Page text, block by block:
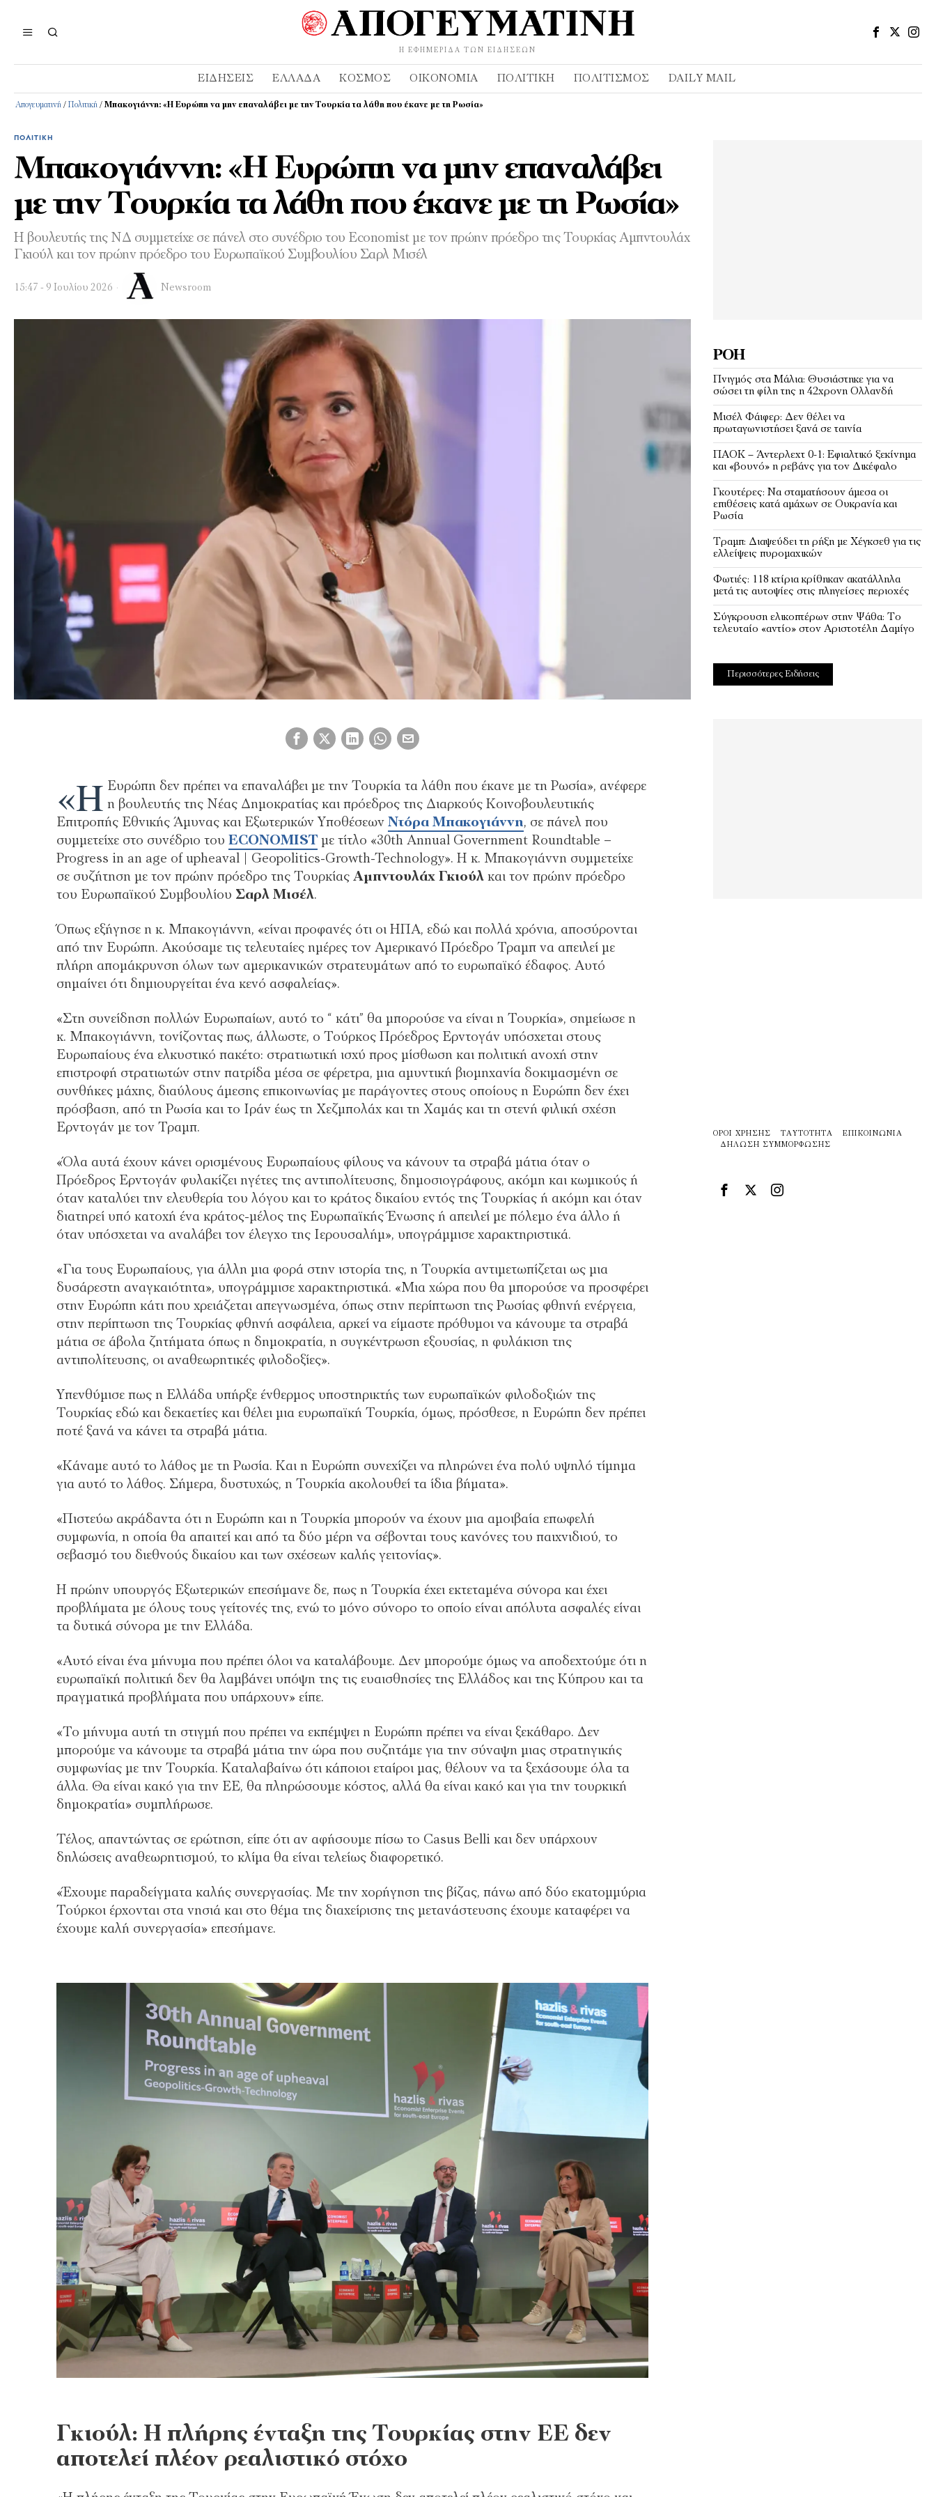
Η ΕΦΗΜΕΡΊΔΑ ΤΩΝ ΕΙΔΉΣΕΩΝ
ΕΙΔΉΣΕΙΣ ΕΛΛΆΔΑ ΚΌΣΜΟΣ ΟΙΚΟΝΟΜΊΑ ΠΟΛΙΤΙΚΉ ΠΟΛΙΤΙΣΜΌΣ DAILY MAIL
Απογευματινή / Πολιτική / Μπακογιάννη: «Η Ευρώπη να μην επαναλάβει με την Τουρκία τα λάθη που έκανε με τη Ρωσία»
ΠΟΛΙΤΙΚΉ
Μπακογιάννη: «Η Ευρώπη να μην επαναλάβει
με την Τουρκία τα λάθη που έκανε με τη Ρωσία»
Η βουλευτής της ΝΔ συμμετείχε σε πάνελ στο συνέδριο του Economist με τον πρώην πρόεδρο της Τουρκίας Αμπντουλάχ
Γκιούλ και τον πρώην πρόεδρο του Ευρωπαϊκού Συμβουλίου Σαρλ Μισέλ
15:47 - 9 Ιουλίου 2026 Newsroom
«Η Ευρώπη δεν πρέπει να επαναλάβει με την Τουρκία τα λάθη που έκανε με τη Ρωσία», ανέφερε
η βουλευτής της Νέας Δημοκρατίας και πρόεδρος της Διαρκούς Κοινοβουλευτικής
Επιτροπής Εθνικής Άμυνας και Εξωτερικών Υποθέσεων Ντόρα Μπακογιάννη, σε πάνελ που
συμμετείχε στο συνέδριο του ECONOMISTμε τίτλο «30th Annual Government Roundtable –
Progress in an age of upheaval | Geopolitics-Growth-Technology». Η κ. Μπακογιάννη συμμετείχε
σε συζήτηση με τον πρώην πρόεδρο της Τουρκίας Αμπντουλάχ Γκιούλκαι τον πρώην πρόεδρο
του Ευρωπαϊκού Συμβουλίου Σαρλ Μισέλ.
Όπως εξήγησε η κ. Μπακογιάννη, «είναι προφανές ότι οι ΗΠΑ, εδώ και πολλά χρόνια, αποσύρονται
από την Ευρώπη. Ακούσαμε τις τελευταίες ημέρες τον Αμερικανό Πρόεδρο Τραμπ να απειλεί με
πλήρη απομάκρυνση όλων των αμερικανικών στρατευμάτων από το ευρωπαϊκό έδαφος. Αυτό
σημαίνει ότι δημιουργείται ένα κενό ασφαλείας».
«Στη συνείδηση πολλών Ευρωπαίων, αυτό το “ κάτι” θα μπορούσε να είναι η Τουρκία», σημείωσε η
κ. Μπακογιάννη, τονίζοντας πως, άλλωστε, ο Τούρκος Πρόεδρος Ερντογάν υπόσχεται στους
Ευρωπαίους ένα ελκυστικό πακέτο: στρατιωτική ισχύ προς μίσθωση και πολιτική ανοχή στην
επιστροφή στρατιωτών στην πατρίδα μέσα σε φέρετρα, μια αμυντική βιομηχανία δοκιμασμένη σε
συνθήκες μάχης, διαύλους άμεσης επικοινωνίας με παράγοντες στους οποίους η Ευρώπη δεν έχει
πρόσβαση, από τη Ρωσία και το Ιράν έως τη Χεζμπολάχ και τη Χαμάς και τη στενή φιλική σχέση
Ερντογάν με τον Τραμπ.
«Όλα αυτά έχουν κάνει ορισμένους Ευρωπαίους φίλους να κάνουν τα στραβά μάτια όταν ο
Πρόεδρος Ερντογάν φυλακίζει ηγέτες της αντιπολίτευσης, δημοσιογράφους, ακόμη και κωμικούς ή
όταν καταλύει την ελευθερία του λόγου και το κράτος δικαίου εντός της Τουρκίας ή ακόμη και όταν
διατηρεί υπό κατοχή ένα κράτος-μέλος της Ευρωπαϊκής Ένωσης ή απειλεί με πόλεμο ένα άλλο ή
όταν υπόσχεται να αναλάβει τον έλεγχο της Ιερουσαλήμ», υπογράμμισε χαρακτηριστικά.
«Για τους Ευρωπαίους, για άλλη μια φορά στην ιστορία της, η Τουρκία αντιμετωπίζεται ως μια
δυσάρεστη αναγκαιότητα», υπογράμμισε χαρακτηριστικά. «Μια χώρα που θα μπορούσε να προσφέρει
στην Ευρώπη κάτι που χρειάζεται απεγνωσμένα, όπως στην περίπτωση της Ρωσίας φθηνή ενέργεια,
στην περίπτωση της Τουρκίας φθηνή ασφάλεια, αρκεί να είμαστε πρόθυμοι να κάνουμε τα στραβά
μάτια σε άβολα ζητήματα όπως η δημοκρατία, η συγκέντρωση εξουσίας, η φυλάκιση της
αντιπολίτευσης, οι αναθεωρητικές φιλοδοξίες».
Υπενθύμισε πως η Ελλάδα υπήρξε ένθερμος υποστηρικτής των ευρωπαϊκών φιλοδοξιών της
Τουρκίας εδώ και δεκαετίες και θέλει μια ευρωπαϊκή Τουρκία, όμως, πρόσθεσε, η Ευρώπη δεν πρέπει
ποτέ ξανά να κάνει τα στραβά μάτια.
«Κάναμε αυτό το λάθος με τη Ρωσία. Και η Ευρώπη συνεχίζει να πληρώνει ένα πολύ υψηλό τίμημα
για αυτό το λάθος. Σήμερα, δυστυχώς, η Τουρκία ακολουθεί τα ίδια βήματα».
«Πιστεύω ακράδαντα ότι η Ευρώπη και η Τουρκία μπορούν να έχουν μια αμοιβαία επωφελή
συμφωνία, η οποία θα απαιτεί και από τα δύο μέρη να σέβονται τους κανόνες του παιχνιδιού, το
σεβασμό του διεθνούς δικαίου και των σχέσεων καλής γειτονίας».
Η πρώην υπουργός Εξωτερικών επεσήμανε δε, πως η Τουρκία έχει εκτεταμένα σύνορα και έχει
προβλήματα με όλους τους γείτονές της, ενώ το μόνο σύνορο το οποίο είναι απόλυτα ασφαλές είναι
τα δυτικά σύνορα με την Ελλάδα.
«Αυτό είναι ένα μήνυμα που πρέπει όλοι να καταλάβουμε. Δεν μπορούμε όμως να αποδεχτούμε ότι η
ευρωπαϊκή πολιτική δεν θα λαμβάνει υπόψη της τις ευαισθησίες της Ελλάδος και της Κύπρου και τα
πραγματικά προβλήματα που υπάρχουν» είπε.
«Το μήνυμα αυτή τη στιγμή που πρέπει να εκπέμψει η Ευρώπη πρέπει να είναι ξεκάθαρο. Δεν
μπορούμε να κάνουμε τα στραβά μάτια την ώρα που συζητάμε για την σύναψη μιας στρατηγικής
συμφωνίας με την Τουρκία. Καταλαβαίνω ότι κάποιοι εταίροι μας, θέλουν να τα ξεχάσουμε όλα τα
άλλα. Θα είναι κακό για την ΕΕ, θα πληρώσουμε κόστος, αλλά θα είναι κακό και για την τουρκική
δημοκρατία» συμπλήρωσε.
Τέλος, απαντώντας σε ερώτηση, είπε ότι αν αφήσουμε πίσω το Casus Belli και δεν υπάρχουν
δηλώσεις αναθεωρητισμού, το κλίμα θα είναι τελείως διαφορετικό.
«Έχουμε παραδείγματα καλής συνεργασίας. Με την χορήγηση της βίζας, πάνω από δύο εκατομμύρια
Τούρκοι έρχονται στα νησιά και στο θέμα της διαχείρισης της μετανάστευσης έχουμε καταφέρει να
έχουμε καλή συνεργασία» επεσήμανε.
Γκιούλ: Η πλήρης ένταξη της Τουρκίας στην ΕΕ δεν
αποτελεί πλέον ρεαλιστικό στόχο
ΡΟΉ
Πνιγμός στα Μάλια: Θυσιάστηκε για να
σώσει τη φίλη της η 42χρονη Ολλανδή
Μισέλ Φάιφερ: Δεν θέλει να
πρωταγωνιστήσει ξανά σε ταινία
ΠΑΟΚ – Άντερλεχτ 0-1: Εφιαλτικό ξεκίνημα
και «βουνό» η ρεβάνς για τον Δικέφαλο
Γκουτέρες: Να σταματήσουν άμεσα οι
επιθέσεις κατά αμάχων σε Ουκρανία και
Ρωσία
Τραμπ: Διαψεύδει τη ρήξη με Χέγκσεθ για τις
ελλείψεις πυρομαχικών
Φωτιές: 118 κτίρια κρίθηκαν ακατάλληλα
μετά τις αυτοψίες στις πληγείσες περιοχές
Σύγκρουση ελικοπτέρων στην Ψάθα: Tο
τελευταίο «αντίο» στον Αριστοτέλη Δαμίγο
Περισσότερες Ειδήσεις
ΌΡΟΙ ΧΡΉΣΗΣ ΤΑΥΤΌΤΗΤΑ
ΕΠΙΚΟΙΝΩΝΊΑ
ΔΉΛΩΣΗ ΣΥΜΜΌΡΦΩΣΗΣ